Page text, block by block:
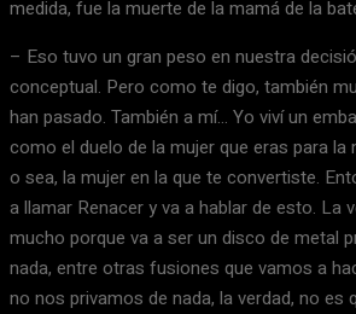
medida, fue la muerte de la mamá de la
– Eso tuvo un gran peso en nuestra
conceptual. Pero como te digo, también
han pasado. También a mí… Yo viví un
como el duelo de la mujer que eras para la
o sea, la mujer en la que te convertiste.
a llamar Renacer y va a hablar de esto. La
mucho porque va a ser un disco de metal
nada, entre otras fusiones que vamos a
no nos privamos de nada, la verdad, no es